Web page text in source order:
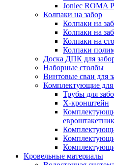
Joniec ROMA
Колпаки на забор
Колпаки на
Колпаки на
Колпаки на
Колпаки
Доска ДПК для
Наборные столбы
Винтовые сваи для
Комплектующие для
Трубы для
Х-кронштейн
Кровельные материалы